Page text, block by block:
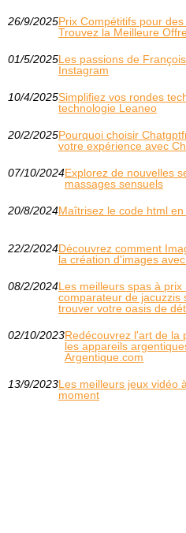
26/9/2025Prix Compétitifs pour des
Trouvez la Meilleure
01/5/2025Les passions de
Instagram
10/4/2025Simplifiez vos rondes
technologie Leaneo
20/2/2025Pourquoi choisir
votre expérience avec
07/10/2024Explorez de nouvelles
massages sensuels
20/8/2024Maîtrisez le code html
22/2/2024Découvrez comment
la création d'images
08/2/2024Les meilleurs spas à
comparateur de jacuzzis
trouver votre oasis de
02/10/2023Redécouvrez l'art de la
les appareils
Argentique.com
13/9/2023Les meilleurs jeux vidéo
moment